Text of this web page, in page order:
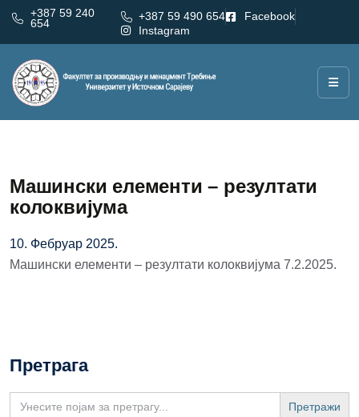
+387 59 240
654
+387 59 490 654
Facebook
Instagram
Машински елементи – резултати
колоквијума
10. Фебруар 2025.
Машински елементи – резултати колоквијума 7.2.2025.
Претрага
Search
for: